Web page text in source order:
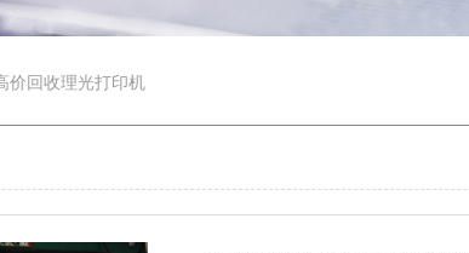
价回收理光打印机